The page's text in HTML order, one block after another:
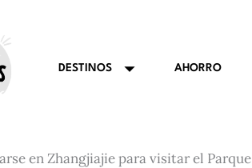
DESTINOS AHORRO
en Zhangjiajie para visitar el